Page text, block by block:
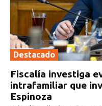
Destacado
Fiscalía investiga
intrafamiliar que
Espinoza